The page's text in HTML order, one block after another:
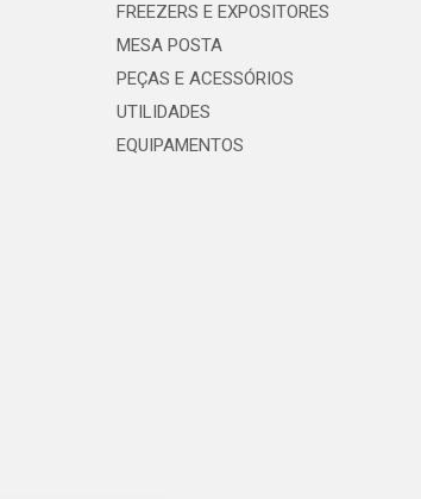
FREEZERS E EXPOSITORES
MESA POSTA
PEÇAS E ACESSÓRIOS
UTILIDADES
EQUIPAMENTOS